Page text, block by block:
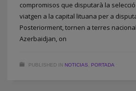
compromisos que disputarà la
viatgen a la capital lituana per a
Posteriorment, tornen a terres
Azerbaidjan, on
PUBLISHED IN NOTICIAS PORTADA